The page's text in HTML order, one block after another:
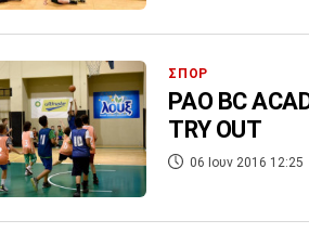
ΣΠΟΡ
PAO BC
TRY OUT
06 Ιουν 2016 12:25